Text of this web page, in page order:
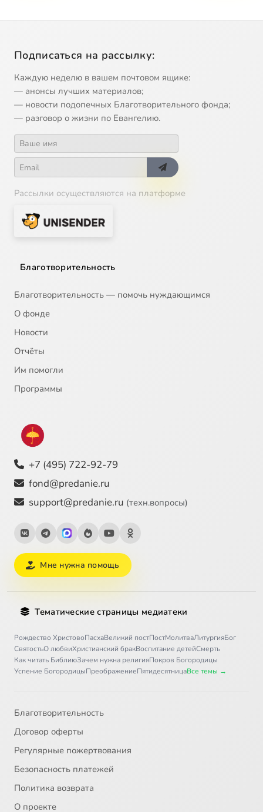
Подписаться на рассылку:
Каждую неделю в вашем почтовом ящике:
— анонсы лучших материалов;
— новости подопечных Благотворительного фонда;
— разговор о жизни по Евангелию.
Рассылки осуществляются на платформе
Благотворительность
Благотворительность — помочь нуждающимся
О фонде
Новости
Отчёты
Им помогли
Программы
+7 (495) 722-92-79
fond@predanie.ru
support@predanie.ru (техн.вопросы)
Мне нужна помощь
Тематические страницы медиатеки
Рождество ХристовоПасхаВеликий постПостМолитваЛитургияБог
СвятостьО любвиХристианский бракВоспитание детейСмерть
Как читать БиблиюЗачем нужна религияПокров Богородицы
Успение БогородицыПреображениеПятидесятницаВсе темы →
Благотворительность
Договор оферты
Регулярные пожертвования
Безопасность платежей
Политика возврата
О проекте